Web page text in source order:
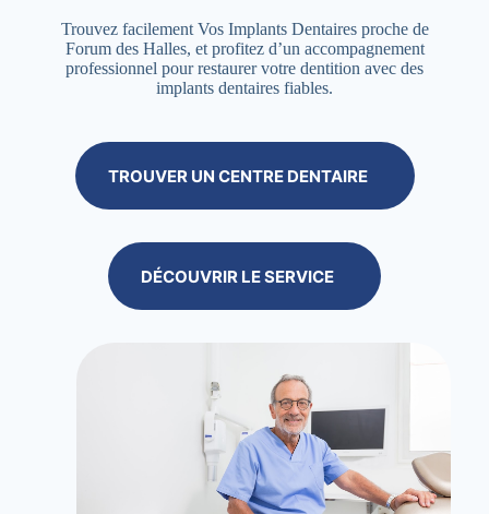
Trouvez facilement Vos Implants Dentaires proche de
Forum des Halles, et profitez d’un accompagnement
professionnel pour restaurer votre dentition avec des
implants dentaires fiables.
TROUVER UN CENTRE DENTAIRE
DÉCOUVRIR LE SERVICE